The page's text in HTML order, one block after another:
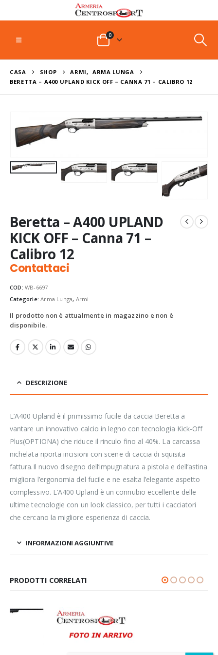
0
CASA SHOP ARMI,
ARMA LUNGA
BERETTA – A400 UPLAND KICK OFF – CANNA 71 – CALIBRO 12
Beretta – A400 UPLAND
KICK OFF – Canna 71 –
Calibro 12
Contattaci
COD: WB-6697
Categorie:Arma Lunga, Armi
Il prodotto non è attualmente in magazzino e non è
disponibile.
DESCRIZIONE
L’A400 Upland è il primissimo fucile da caccia Beretta a
vantare un innovativo calcio in legno con tecnologia Kick-Off
Plus(OPTIONA) che riduce il rinculo fino al 40%. La carcassa
nichelata riporta incisioni con scene di caccia di squisita
fattura.Il nuovo disegno dell’impugnatura a pistola e dell’astina
migliora l’ergonomia del fucile e ne esalta l’elegante aspetto
complessivo. L’A400 Upland è un connubio eccellente delle
ultime tecnologie con un look classico, per tutti i cacciatori
che cercano la migliore esperienza di caccia.
INFORMAZIONI AGGIUNTIVE
PRODOTTI CORRELATI